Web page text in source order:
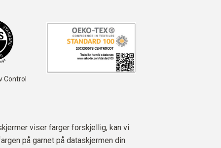
Control
viser farger forskjellig, kan vi
på garnet på dataskjermen din